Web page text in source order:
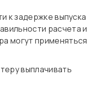
к задержке выпуска
расчета и
могут применяться
выплачивать